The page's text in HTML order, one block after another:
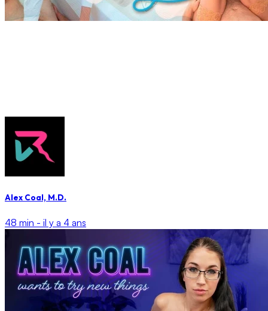
Alex Coal, M.D.
48 min - il y a 4 ans